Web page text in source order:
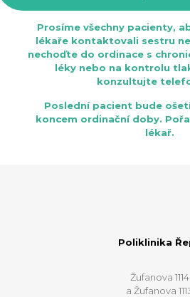
Prosíme všechny pacienty,
lékaře kontaktovali sestru
nechoďte do ordinace s
léky nebo na kontrolu
konzultujte
Poslední pacient bude
koncem ordinační doby.
lékař.
Poliklinika
Žufanova 1114
a Žufanova